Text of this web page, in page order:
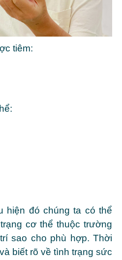
tiêm:
hiện đó chúng ta có thể
cơ thể thuộc trường
sao cho phù hợp. Thời
biết rõ về tình trạng sức